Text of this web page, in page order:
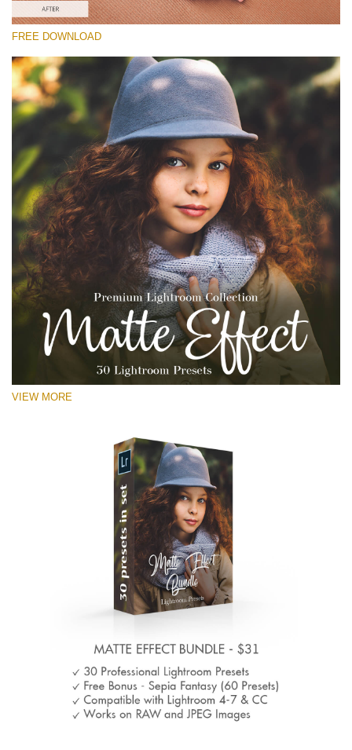
(1432 Lr Presets)
Free download
FREE DOWNLOAD
VIEW MORE